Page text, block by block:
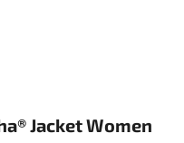
Jacket Women